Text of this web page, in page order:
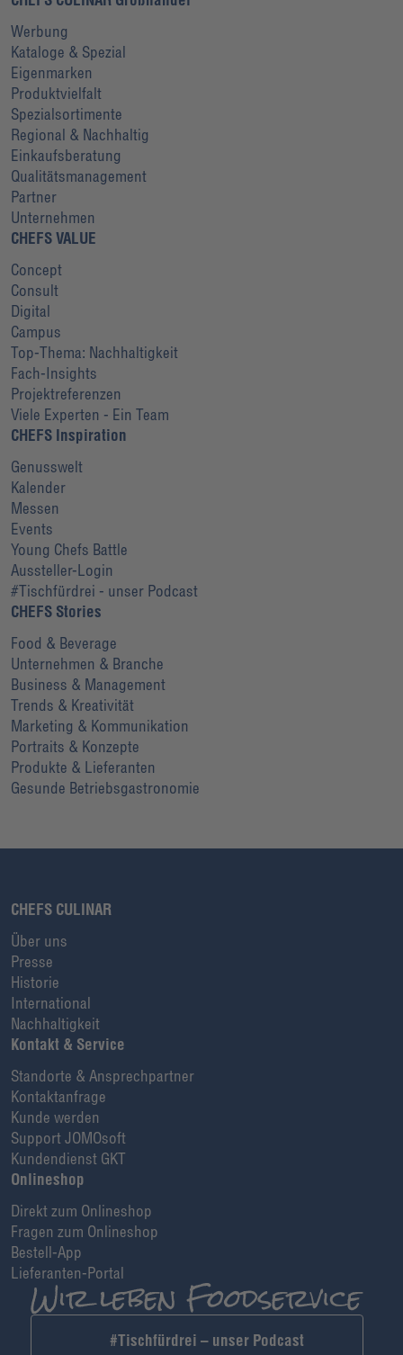
Werbung
Kataloge & Spezial
Eigenmarken
Produktvielfalt
Spezialsortimente
Regional & Nachhaltig
Einkaufsberatung
Qualitätsmanagement
Partner
Unternehmen
CHEFS VALUE
Concept
Consult
Digital
Campus
Top-Thema: Nachhaltigkeit
Fach-Insights
Projektreferenzen
Viele Experten - Ein Team
CHEFS Inspiration
Genusswelt
Kalender
Messen
Events
Young Chefs Battle
Aussteller-Login
#Tischfürdrei - unser Podcast
CHEFS Stories
Food & Beverage
Unternehmen & Branche
Business & Management
Trends & Kreativität
Marketing & Kommunikation
Portraits & Konzepte
Produkte & Lieferanten
Gesunde Betriebsgastronomie
CHEFS CULINAR
Über uns
Presse
Historie
International
Nachhaltigkeit
Kontakt & Service
Standorte & Ansprechpartner
Kontaktanfrage
Kunde werden
Support JOMOsoft
Kundendienst GKT
Onlineshop
Direkt zum Onlineshop
Fragen zum Onlineshop
Bestell-App
Lieferanten-Portal
#Tischfürdrei – unser Podcast